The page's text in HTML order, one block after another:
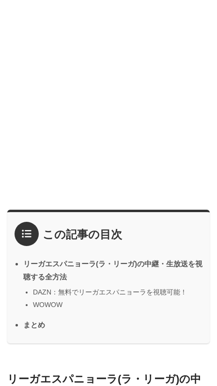
この記事の目次
リーガエスパニョーラ(ラ・リーガ)の中継・生放送を視
聴する全方法
DAZN：無料でリーガエスパニョーラを視聴可能！
WOWOW
まとめ
リーガエスパニョーラ(ラ・リーガ)の中